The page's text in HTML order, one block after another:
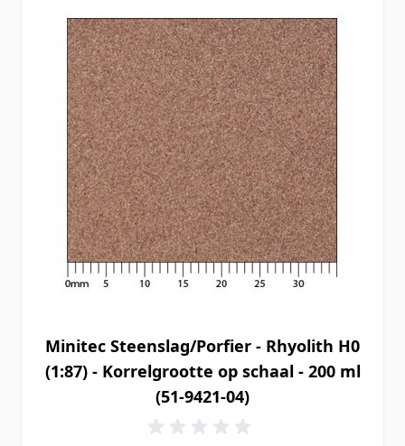
Minitec Steenslag/Porfier - Rhyolith H0
(1:87) - Korrelgrootte op schaal - 200 ml
(51-9421-04)